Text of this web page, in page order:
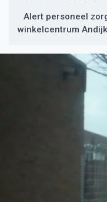
Alert personeel
winkelcentrum Andijk